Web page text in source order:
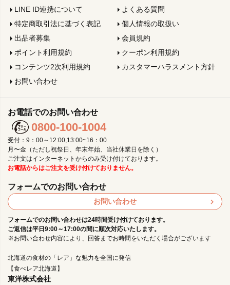
LINE ID連携について
よくある質問
特定商取引法に基づく表記
個人情報の取扱い
出品者募集
会員規約
ポイント利用規約
クーポン利用規約
コンテンツ2次利用規約
カスタマーハラスメント方針
お問い合わせ
北海道の食材の「レア」な魅力を全国に発信
【食べレア北海道】
東洋株式会社
お電話でのお問い合わせ
0800-100-1004
受付：9：00～12:00,13:00~16：00
月〜金（ただし祝祭日、年末年始、当社休業日を除く）
ご注文はインターネットからのみ受け付けております。
お電話からはご注文を受け付けておりません。
フォームでのお問い合わせ
お問い合わせ
フォームでのお問い合わせは24時間受け付けております。
ご返信は平日9:00～17:00の間に順次対応いたします。
※お問い合わせ内容により、回答までお時間をいただく場合がございます